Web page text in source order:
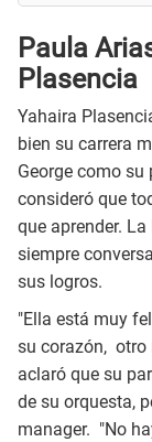
Paula
Plasencia
Yahaira
bien su carrera
George como su
consideró que
que aprender.
siempre
sus logros.
"Ella está muy
su corazón, otro
aclaró que su
de su orquesta,
manager. "No